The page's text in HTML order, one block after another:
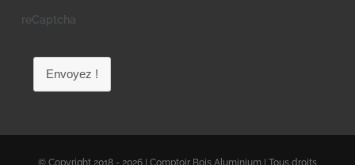
reCaptcha
Envoyez !